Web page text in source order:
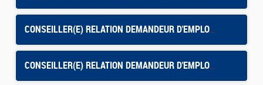
CONSEILLER(E) RELATION DEMANDEUR D'EMPLOI AFT ST-MAXIMIN
CONSEILLER(E) RELATION DEMANDEUR D'EMPLOI - NEVERS